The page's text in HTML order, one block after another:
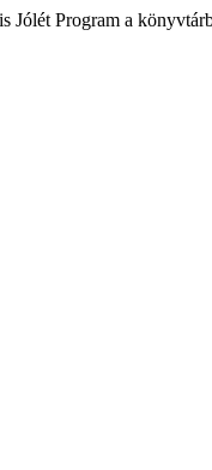
Jólét Program a